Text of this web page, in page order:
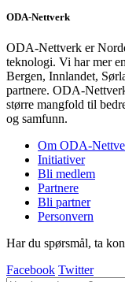
ODA-Nettverk
ODA-Nettverk er
teknologi. Vi har mer
Bergen, Innlandet,
partnere. ODA-
større mangfold til
og samfunn.
Om ODA-
Initiativer
Bli medlem
Partnere
Bli partner
Personvern
Har du spørsmål, ta
Facebook Twitter